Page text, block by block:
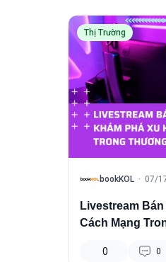
Thị Trường
B bookKOL · 07/
Livestream
Cách Mạng
0 0